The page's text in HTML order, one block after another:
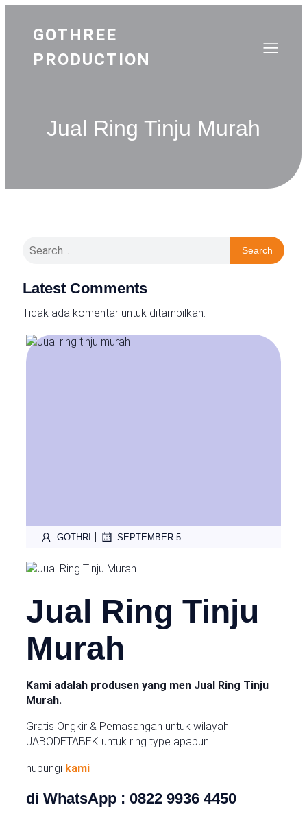
GOTHREE
PRODUCTION
Jual Ring Tinju Murah
Search
Latest Comments
Tidak ada komentar untuk ditampilkan.
GOTHRI | SEPTEMBER 5
Jual Ring Tinju
Murah
Kami adalah produsen yang men Jual Ring Tinju
Murah.
Gratis Ongkir & Pemasangan untuk wilayah
JABODETABEK untuk ring type apapun.
hubungi kami
di WhatsApp : 0822 9936 4450